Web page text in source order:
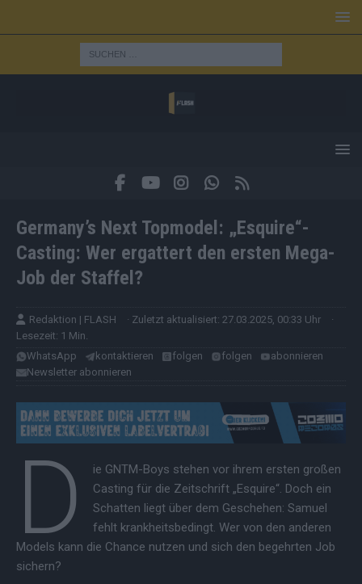
Germany’s Next Topmodel: „Esquire“-
Casting: Wer ergattert den ersten Mega-
Job der Staffel?
Redaktion | FLASH · Zuletzt aktualisiert: 27.03.2025, 00:33 Uhr
·
Lesezeit: 1 Min.
WhatsApp
kontaktieren folgen folgen
abonnieren
Newsletter abonnieren
D
ie GNTM-Boys stehen vor ihrem ersten großen
Casting für die Zeitschrift „Esquire“. Doch ein
Schatten liegt über dem Geschehen: Samuel
fehlt krankheitsbedingt. Wer von den anderen
Models kann die Chance nutzen und sich den begehrten Job
sichern?